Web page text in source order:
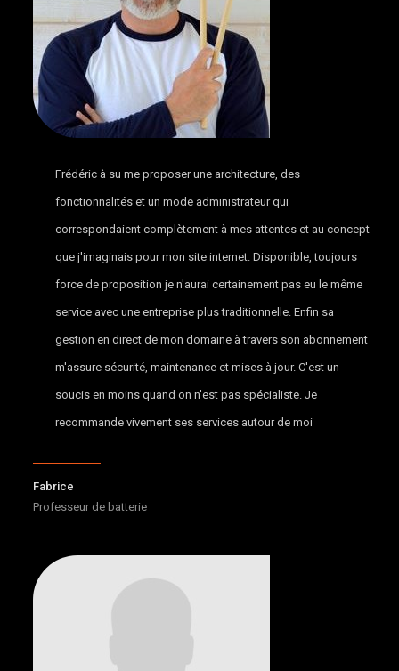
Frédéric à su me proposer une architecture, des
fonctionnalités et un mode administrateur qui
correspondaient complètement à mes attentes et au concept
que j'imaginais pour mon site internet. Disponible, toujours
force de proposition je n'aurai certainement pas eu le même
service avec une entreprise plus traditionnelle. Enfin sa
gestion en direct de mon domaine à travers son abonnement
m'assure sécurité, maintenance et mises à jour. C'est un
soucis en moins quand on n'est pas spécialiste. Je
recommande vivement ses services autour de moi
Fabrice
Professeur de batterie